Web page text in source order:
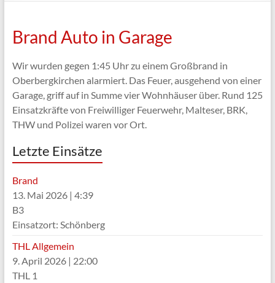
Brand Auto in Garage
Wir wurden gegen 1:45 Uhr zu einem Großbrand in
Oberbergkirchen alarmiert. Das Feuer, ausgehend von einer
Garage, griff auf in Summe vier Wohnhäuser über. Rund 125
Einsatzkräfte von Freiwilliger Feuerwehr, Malteser, BRK,
THW und Polizei waren vor Ort.
Letzte Einsätze
Brand
13. Mai 2026| 4:39
B3
Einsatzort: Schönberg
THL Allgemein
9. April 2026| 22:00
THL 1